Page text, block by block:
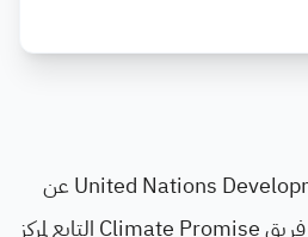
يعلن United Nations Development Programme عن
فرصة تطوع عن بُعد لدعم فريق Climate Promise التابع لمركز